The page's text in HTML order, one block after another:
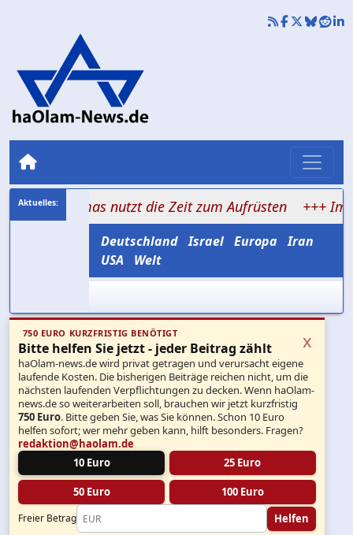
nutzt die Zeit zum Aufrüsten +++ Im Schatten
Deutschland Israel Europa Iran
USA
Welt
750 EURO KURZFRISTIG BENÖTIGT
Bitte helfen Sie jetzt - jeder Beitrag zählt
haOlam-news.de wird privat getragen und verursacht eigene
laufende Kosten. Die bisherigen Beiträge reichen nicht, um die
nächsten laufenden Verpflichtungen zu decken. Wenn haOlam-
news.de so weiterarbeiten soll, brauchen wir jetzt kurzfristig
750 Euro. Bitte geben Sie, was Sie können. Schon 10 Euro
helfen sofort; wer mehr geben kann, hilft besonders. Fragen?
redaktion@haolam.de
10 Euro
25 Euro
50 Euro 100 Euro
Freier Betrag Helfen
x